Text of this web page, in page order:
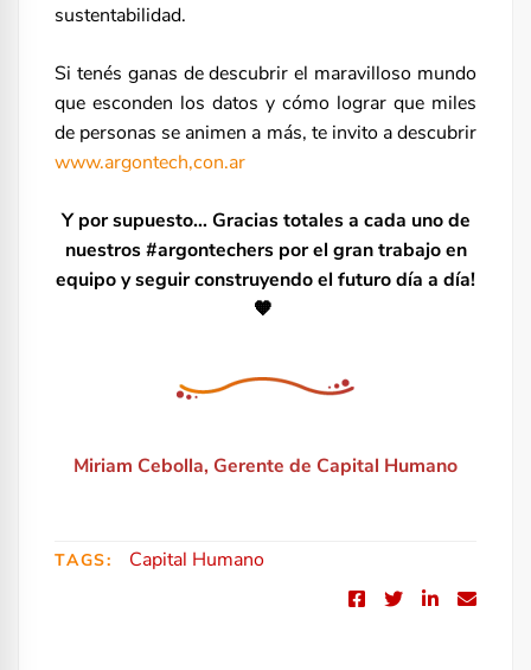
sustentabilidad.
Si tenés ganas de descubrir el maravilloso mundo
que esconden los datos y cómo lograr que miles
de personas se animen a más, te invito a descubrir
www.argontech,con.ar
Y por supuesto… Gracias totales a cada uno de
nuestros#argontechers por el gran trabajo en
equipo y seguir construyendo el futuro día a día!
🧡
Miriam Cebolla, Gerente de Capital Humano
TAGS: Capital Humano